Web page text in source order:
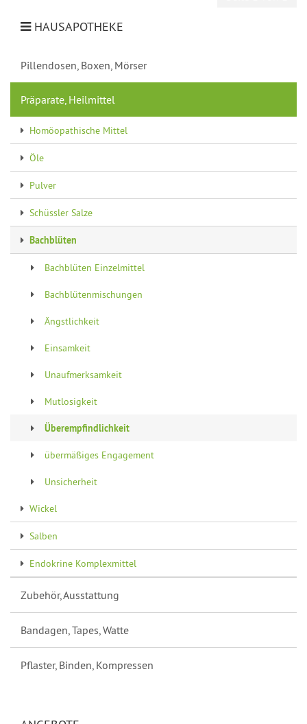
HAUSAPOTHEKE
Pillendosen, Boxen, Mörser
Präparate, Heilmittel
Homöopathische Mittel
Öle
Pulver
Schüssler Salze
Bachblüten
Bachblüten Einzelmittel
Bachblütenmischungen
Ängstlichkeit
Einsamkeit
Unaufmerksamkeit
Mutlosigkeit
Überempfindlichkeit
übermäßiges Engagement
Unsicherheit
Wickel
Salben
Endokrine Komplexmittel
Zubehör, Ausstattung
Bandagen, Tapes, Watte
Pflaster, Binden, Kompressen